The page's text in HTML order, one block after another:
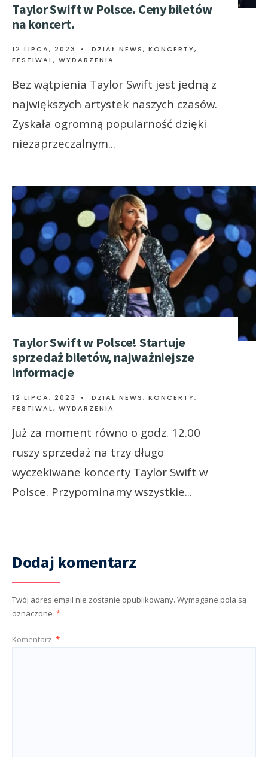
Taylor Swift w Polsce. Ceny biletów
na koncert.
12 LIPCA, 2023 • DZIAŁ NEWS, KONCERTY,
FESTIWAL, WYDARZENIA
Bez wątpienia Taylor Swift jest jedną z
największych artystek naszych czasów.
Zyskała ogromną popularność dzięki
niezaprzeczalnym...
Taylor Swift w Polsce! Startuje
sprzedaż biletów, najważniejsze
informacje
12 LIPCA, 2023 • DZIAŁ NEWS, KONCERTY,
FESTIWAL, WYDARZENIA
Już za moment równo o godz. 12.00
ruszy sprzedaż na trzy długo
wyczekiwane koncerty Taylor Swift w
Polsce. Przypominamy wszystkie...
Dodaj komentarz
Twój adres email nie zostanie opublikowany. Wymagane pola są
oznaczone *
Komentarz *